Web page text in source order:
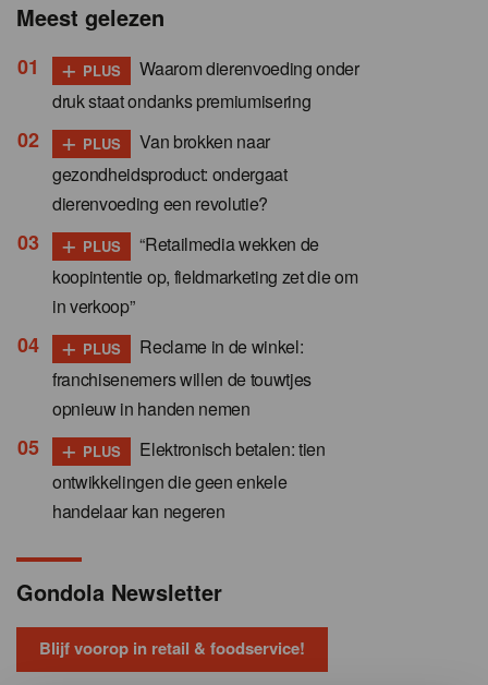
Meest gelezen
+ PLUS
Waarom dierenvoeding onder
druk staat ondanks premiumisering
+ PLUS
Van brokken naar
gezondheidsproduct: ondergaat
dierenvoeding een revolutie?
+ PLUS
“Retailmedia wekken de
koopintentie op, fieldmarketing zet die om
in verkoop”
+ PLUS
Reclame in de winkel:
franchisenemers willen de touwtjes
opnieuw in handen nemen
+ PLUS
Elektronisch betalen: tien
ontwikkelingen die geen enkele
handelaar kan negeren
Gondola Newsletter
Blijf voorop in retail & foodservice!